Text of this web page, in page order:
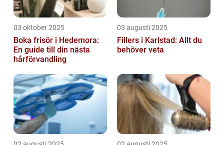
03 oktober 2025
Boka frisör i Hedemora:
En guide till din nästa
hårförvandling
03 augusti 2025
Fillers i Karlstad: Allt du
behöver veta